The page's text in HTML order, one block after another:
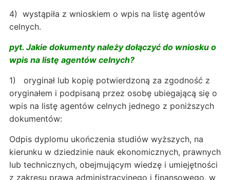
4) wystąpiła z wnioskiem o wpis na listę agentów
celnych.
pyt. Jakie dokumenty należy dołączyć do wniosku o
wpis na listę agentów celnych?
1) oryginał lub kopię potwierdzoną za zgodność z
oryginałem i podpisaną przez osobę ubiegającą się o
wpis na listę agentów celnych jednego z poniższych
dokumentów:
Odpis dyplomu ukończenia studiów wyższych, na
kierunku w dziedzinie nauk ekonomicznych, prawnych
lub technicznych, obejmującym wiedzę i umiejętności
z zakresu prawa administracyjnego i finansowego, w